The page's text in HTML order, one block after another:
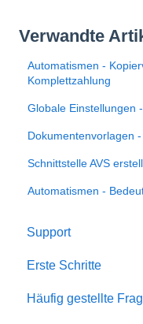
Verwandte
Automatismen -
Komplettzahlung
Globale Einstellungen
Dokumentenvorlagen
Schnittstelle AVS
Automatismen -
Support
Erste Schritte
Häufig gestellte